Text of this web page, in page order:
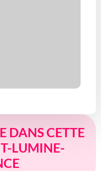
DANS CETTE
LUMINE-